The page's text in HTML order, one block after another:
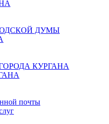
ДУМЫ
КУРГАНА
почты